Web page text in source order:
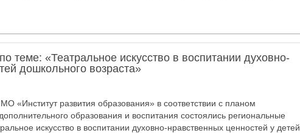
теме: «Театральное искусство в воспитании духовно-
дошкольного возраста»
«Институт развития образования» в соответствии с планом
образования и воспитания состоялись региональные
искусство в воспитании духовно-нравственных ценностей у детей